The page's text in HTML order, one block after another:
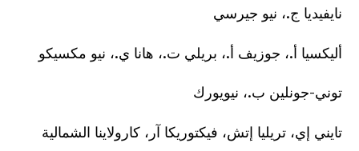
نايفيديا ج.، نيو جيرسي
أليكسيا أ.، جوزيف أ.، بريلي ت.، هانا ي.، نيو مكسيكو
توني-جونلين ب.، نيويورك
تايني إي، تريليا إتش، فيكتوريكا آر، كارولاينا الشمالية